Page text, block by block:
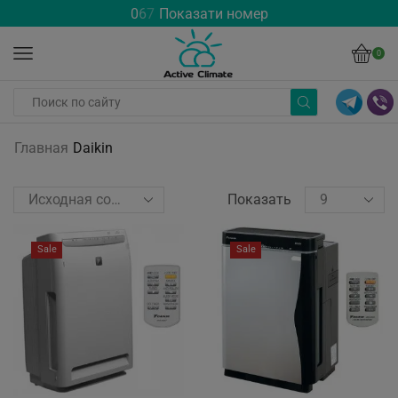
067 Показати номер
0
Главная Daikin
Показать
Sale Sale